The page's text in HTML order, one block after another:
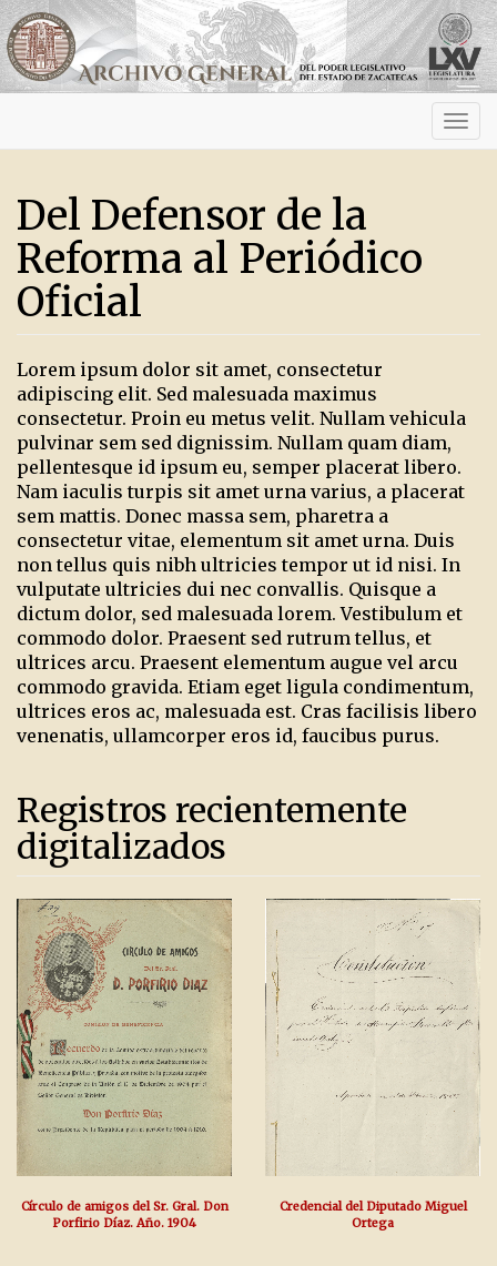
Del Defensor de la
Reforma al Periódico
Oficial
Lorem ipsum dolor sit amet, consectetur
adipiscing elit. Sed malesuada maximus
consectetur. Proin eu metus velit. Nullam vehicula
pulvinar sem sed dignissim. Nullam quam diam,
pellentesque id ipsum eu, semper placerat libero.
Nam iaculis turpis sit amet urna varius, a placerat
sem mattis. Donec massa sem, pharetra a
consectetur vitae, elementum sit amet urna. Duis
non tellus quis nibh ultricies tempor ut id nisi. In
vulputate ultricies dui nec convallis. Quisque a
dictum dolor, sed malesuada lorem. Vestibulum et
commodo dolor. Praesent sed rutrum tellus, et
ultrices arcu. Praesent elementum augue vel arcu
commodo gravida. Etiam eget ligula condimentum,
ultrices eros ac, malesuada est. Cras facilisis libero
venenatis, ullamcorper eros id, faucibus purus.
Registros recientemente
digitalizados
Círculo de amigos del Sr. Gral. Don
Porfirio Díaz. Año. 1904
Credencial del Diputado Miguel
Ortega